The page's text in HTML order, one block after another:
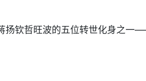
钦哲旺波的五位转世化身之一